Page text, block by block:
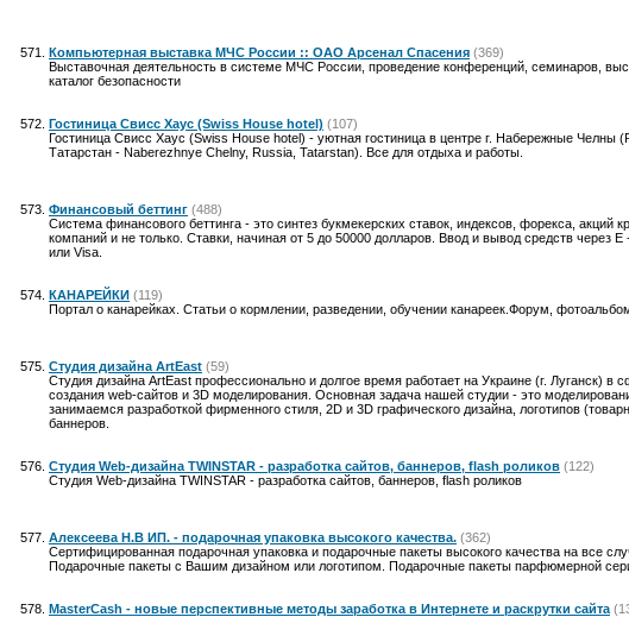
Компьютерная выставка МЧС России :: ОАО Арсенал Спасения (369)
Выставочная деятельность в системе МЧС России, проведение конференций, семинаров,
каталог безопасности
Гостиница Свисс Хаус (Swiss House hotel) (107)
Гостиница Свисс Хаус (Swiss House hotel) - уютная гостиница в центре г. Набережные Челны
Татарстан - Naberezhnye Chelny, Russia, Tatarstan). Все для отдыха и работы.
Финансовый беттинг (488)
Система финансового беттинга - это синтез букмекерских ставок, индексов, форекса, акций
компаний и не только. Ставки, начиная от 5 до 50000 долларов. Ввод и вывод средств через E
или Visa.
КАНАРЕЙКИ (119)
Портал о канарейках. Статьи о кормлении, разведении, обучении канареек.Форум,
Студия дизайна ArtEast (59)
Студия дизайна ArtEast профессионально и долгое время работает на Украине (г. Луганск) в
создания web-сайтов и 3D моделирования. Основная задача нашей студии - это
занимаемся разработкой фирменного стиля, 2D и 3D графического дизайна, логотипов
баннеров.
Студия Web-дизайна TWINSTAR - разработка сайтов, баннеров, flash роликов (122)
Студия Web-дизайна TWINSTAR - разработка сайтов, баннеров, flash роликов
Алексеева Н.В ИП. - подарочная упаковка высокого качества. (362)
Сертифицированная подарочная упаковка и подарочные пакеты высокого качества на все
Подарочные пакеты с Вашим дизайном или логотипом. Подарочные пакеты парфюмерной
MasterCash - новые перспективные методы заработка в Интернете и раскрутки сайта